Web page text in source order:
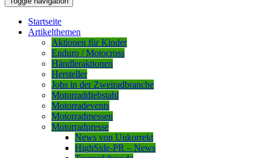
Startseite
Artikelthemen
Aktionen für Kinder
Enduro / Motocross
Händleraktionen
Hersteller
Jobs in der Zweiradbranche
Motorraddiebstahl
Motorradevents
Motorradmessen
Motorradpresse
News von Unkorrekt
HighSide-PR – News